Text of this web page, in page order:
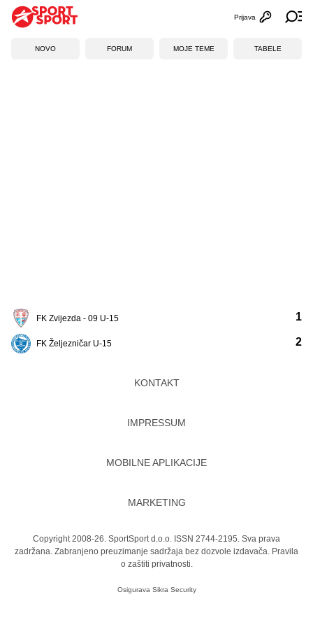
Otvori
Prijava
NOVO FORUM MOJE TEME TABELE
FK Zvijezda - 09 U-15
FK Željezničar U-15
1
2
KONTAKT
IMPRESSUM
MOBILNE APLIKACIJE
MARKETING
Copyright 2008-26. SportSport d.o.o. ISSN 2744-2195. Sva prava
zadržana. Zabranjeno preuzimanje sadržaja bez dozvole izdavača. Pravila
o zaštiti privatnosti.
Osigurava Sikra Security